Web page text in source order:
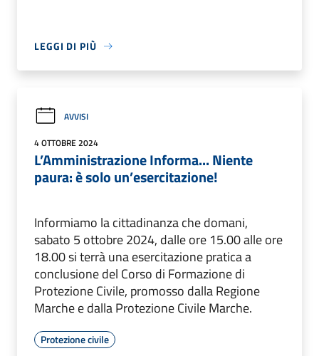
LEGGI DI PIÙ
AVVISI
4 OTTOBRE 2024
L’Amministrazione Informa... Niente
paura: è solo un’esercitazione!
Informiamo la cittadinanza che domani,
sabato 5 ottobre 2024, dalle ore 15.00 alle ore
18.00 si terrà una esercitazione pratica a
conclusione del Corso di Formazione di
Protezione Civile, promosso dalla Regione
Marche e dalla Protezione Civile Marche.
Protezione civile